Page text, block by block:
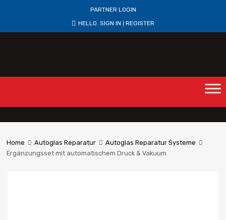
PARTNER LOGIN
HELLO. SIGN IN REGISTER
Home Autoglas Reparatur
Autoglas Reparatur Systeme
Ergänzungsset mit automatischem Druck & Vakuum